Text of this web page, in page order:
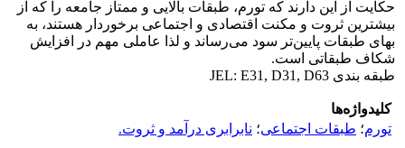
حکایت از این دارند که تورم، طبقات بالایی و ممتاز جامعه را که از
بیش‎ترین ثروت و مکنت اقتصادی و اجتماعی برخوردار هستند، به
بهای طبقات پایین‌تر سود می‌ر‌ساند و لذا عاملی مهم در افزایش
شکاف طبقاتی است.
طبقه بندی JEL: E31, D31, D63
کلیدواژه‌ها
تورم؛ طبقات اجتماعی؛ نابرابری درآمد و ثروت.